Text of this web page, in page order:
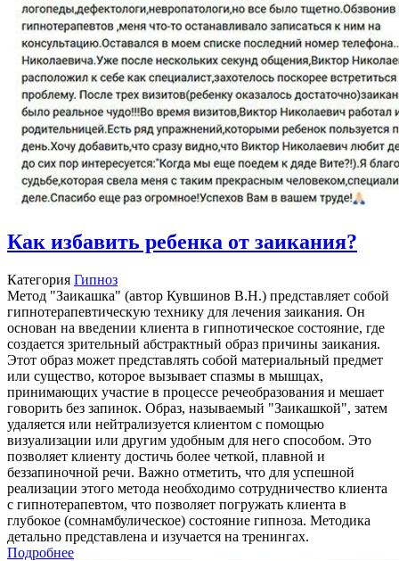
Как избавить ребенка от заикания?
Категория Гипноз
Метод "Заикашка" (автор Кувшинов В.Н.) представляет собой
гипнотерапевтическую технику для лечения заикания. Он
основан на введении клиента в гипнотическое состояние, где
создается зрительный абстрактный образ причины заикания.
Этот образ может представлять собой материальный предмет
или существо, которое вызывает спазмы в мышцах,
принимающих участие в процессе речеобразования и мешает
говорить без запинок. Образ, называемый "Заикашкой", затем
удаляется или нейтрализуется клиентом с помощью
визуализации или другим удобным для него способом. Это
позволяет клиенту достичь более четкой, плавной и
беззапиночной речи. Важно отметить, что для успешной
реализации этого метода необходимо сотрудничество клиента
с гипнотерапевтом, что позволяет погружать клиента в
глубокое (сомнамбулическое) состояние гипноза. Методика
детально представлена и изучается на тренингах.
Подробнее